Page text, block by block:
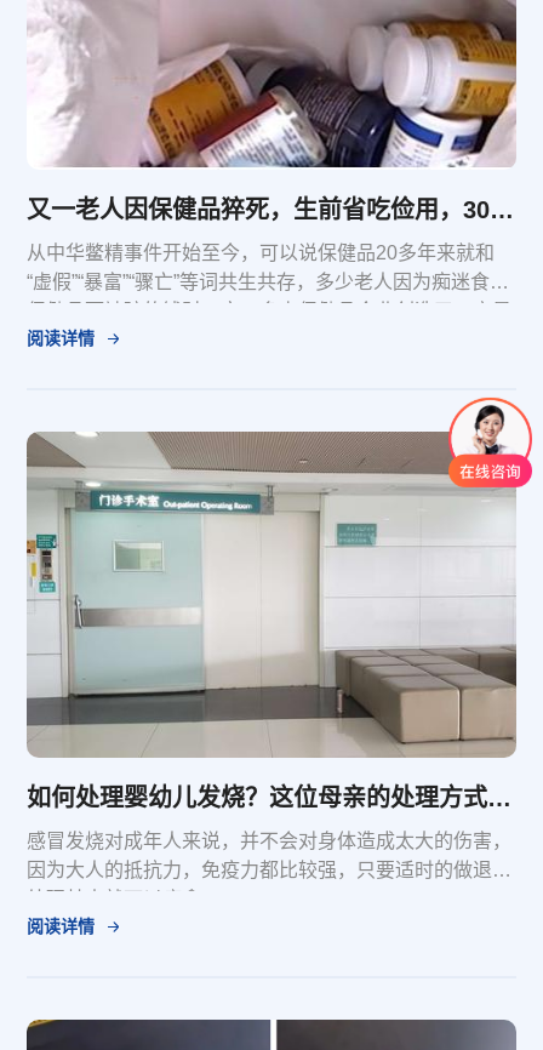
又一老人因保健品猝死，生前省吃俭用，30万积蓄用于买保健品
从中华鳖精事件开始至今，可以说保健品20多年来就和
“虚假”“暴富”“骤亡”等词共生共存，多少老人因为痴迷食用
富的神话，又有多少保健品企业又在一夜之间骤亡。
阅读详情
如何处理婴幼儿发烧？这位母亲的处理方式，毁了孩子的一生
感冒发烧对成年人来说，并不会对身体造成太大的伤害，
因为大人的抵抗力，免疫力都比较强，只要适时的做退烧
阅读详情